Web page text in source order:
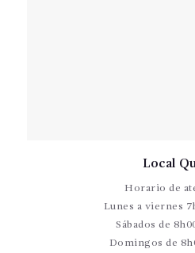
Local
Horario de
Lunes a viernes
Sábados de
Domingos de